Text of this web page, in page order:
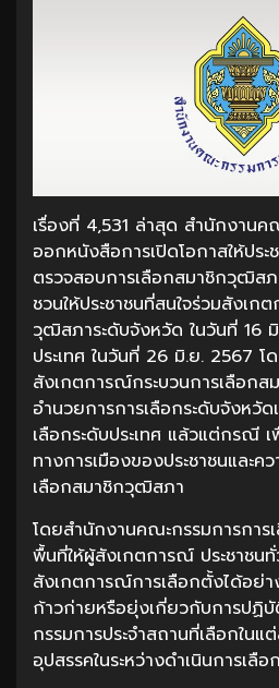
เรื่องที่ 4,531 ล่าสุด สำนักงานค
ออกหนังสือการเปิดโอกาสให้ประ
ตรวจสอบการเลือกสมาชิกวุฒิส
ชวนให้ประชาชนที่สนใจร่วมสังเ
วุฒิสภาระดับจังหวัด ในวันที่ 16
ประเทศ ในวันที่ 26 มิ.ย. 2567
สังเกตการณ์กระบวนการเลือก
อำนวยการการเลือกระดับจังหวั
เลือกระดับประเทศ แล้วแต่กรณี
ทางการเมืองของประชาชนและค
เลือกสมาชิกวุฒิสภา
โดยสำนักงานคณะกรรมการการ
พื้นที่ให้ผู้สังเกตการณ์ ประชาชนทั่
สังเกตการณ์การเลือกตั้งได้อย่
ก้าวก่ายหรือยุ่งเกี่ยวกับการปฏิ
กรรมการประจำสถานที่เลือกในแต่
อุปสรรคในระหว่างดำเนินการเลือก